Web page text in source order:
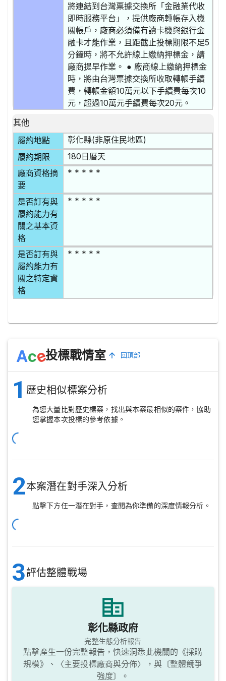
將連結到台灣票據交換所「金融業代收
即時服務平台」，提供廠商轉帳存入機
關帳戶，廠商必須備有讀卡機與銀行金
融卡才能作業，且距截止投標期限不足5
分鐘時，將不允許線上繳納押標金，請
廠商提早作業。 ● 廠商線上繳納押標金
時，將由台灣票據交換所收取轉帳手續
費，轉帳金額10萬元以下手續費每次10
元，超過10萬元手續費每次20元。
其他
履約地點
彰化縣(非原住民地區)
履約期限 180日曆天
廠商資格摘
要
* * * * *
是否訂有與
履約能力有
關之基本資
格
* * * * *
是否訂有與
履約能力有
關之特定資
格
* * * * *
Ace投標戰情室 回頂部
1 歷史相似標案分析
為您大量比對歷史標案，找出與本案最相似的案件，協助
您掌握本次投標的參考依據。
2本案潛在對手深入分析
點擊下方任一潛在對手，查閱為你準備的深度情報分析。
3評估整體戰場
彰化縣政府
完整生態分析報告
點擊產生一份完整報告，快速洞悉此機關的《採購
規模》、〈主要投標廠商與分佈〉，與〔整體競爭
強度〕。